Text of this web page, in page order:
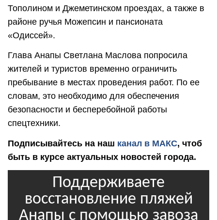
Тополином и Джеметинском проездах, а также в
районе ручья Можепсин и пансионата
«Одиссей».
Глава Анапы Светлана Маслова попросила
жителей и туристов временно ограничить
пребывание в местах проведения работ. По ее
словам, это необходимо для обеспечения
безопасности и бесперебойной работы
спецтехники.
Подписывайтесь на наш канал в MAКС, чтоб
быть в курсе актуальных новостей города.